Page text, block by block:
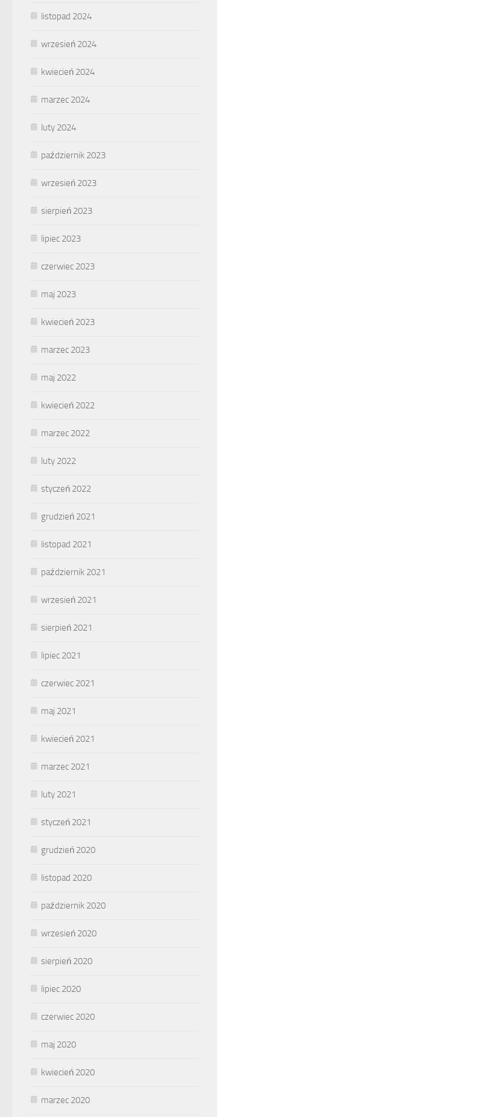
listopad 2024
wrzesień 2024
kwiecień 2024
marzec 2024
luty 2024
październik 2023
wrzesień 2023
sierpień 2023
lipiec 2023
czerwiec 2023
maj 2023
kwiecień 2023
marzec 2023
maj 2022
kwiecień 2022
marzec 2022
luty 2022
styczeń 2022
grudzień 2021
listopad 2021
październik 2021
wrzesień 2021
sierpień 2021
lipiec 2021
czerwiec 2021
maj 2021
kwiecień 2021
marzec 2021
luty 2021
styczeń 2021
grudzień 2020
listopad 2020
październik 2020
wrzesień 2020
sierpień 2020
lipiec 2020
czerwiec 2020
maj 2020
kwiecień 2020
marzec 2020